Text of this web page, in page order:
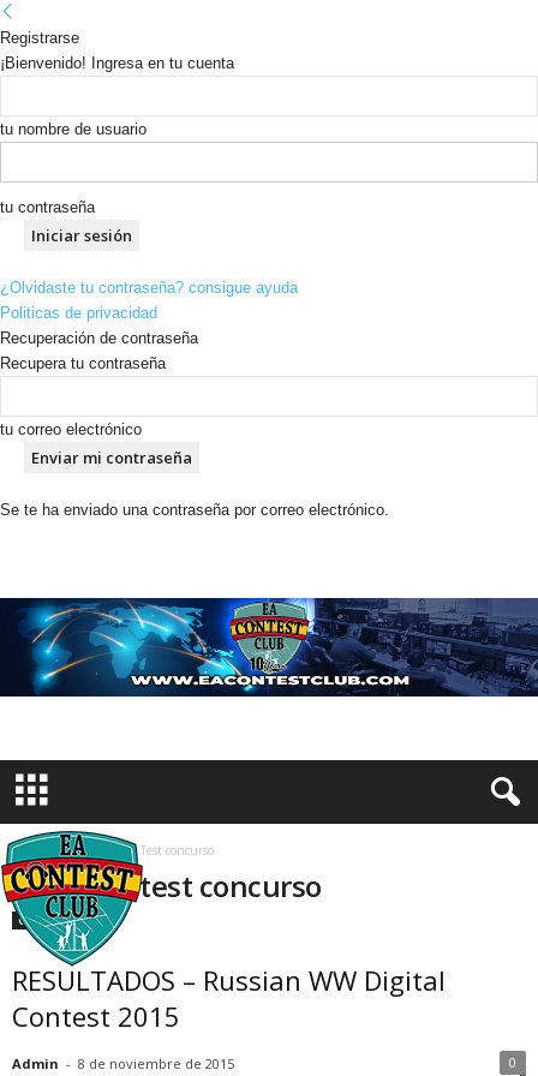
Registrarse
¡Bienvenido! Ingresa en tu cuenta
tu nombre de usuario
tu contraseña
¿Olvidaste tu contraseña? consigue ayuda
Politicas de privacidad
Recuperación de contraseña
Recupera tu contraseña
tu correo electrónico
Se te ha enviado una contraseña por correo electrónico.
Inicio Etiquetas Test concurso
Etiqueta: test concurso
Concursos
RESULTADOS – Russian WW Digital
Contest 2015
Admin - 8 de noviembre de 2015 0